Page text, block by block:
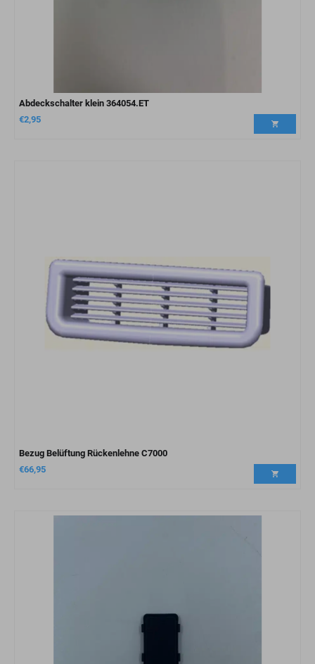
Abdeckschalter klein 364054.ET
€2,95
Bezug Belüftung Rückenlehne C7000
€66,95